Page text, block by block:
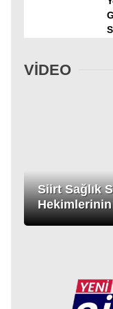
VİDEO
Siirt Sağlık